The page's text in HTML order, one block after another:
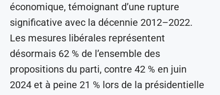
économique, témoignant d’une rupture
significative avec la décennie 2012–2022.
Les mesures libérales représentent
désormais 62 % de l’ensemble des
propositions du parti, contre 42 % en juin
2024 et à peine 21 % lors de la présidentielle